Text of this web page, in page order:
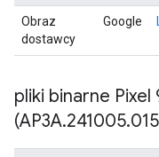
Obraz
dostawcy
Google
pliki binarne Pixel
(AP3A.241005.015